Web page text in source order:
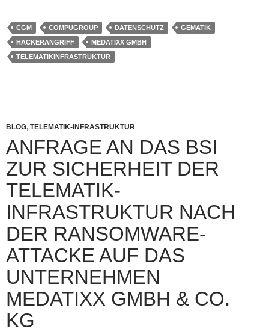
CGM COMPUGROUP DATENSCHUTZ
GEMATIK
HACKERANGRIFF
MEDATIXX GMBH
TELEMATIKINFRASTRUKTUR
BLOG, TELEMATIK-INFRASTRUKTUR
ANFRAGE AN DAS BSI
ZUR SICHERHEIT DER
TELEMATIK-
INFRASTRUKTUR NACH
DER RANSOMWARE-
ATTACKE AUF DAS
UNTERNEHMEN
MEDATIXX GMBH & CO.
KG